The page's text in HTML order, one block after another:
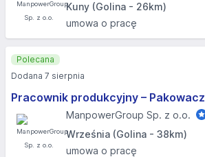
Kuny (Golina - 26km)
umowa o pracę
Pracownik produkcyjny – Pakowacz
ManpowerGroup Sp. z o.o.
Września (Golina - 38km)
umowa o pracę
Polecana
Dodana 7 sierpnia